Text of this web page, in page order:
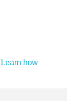
Learn how